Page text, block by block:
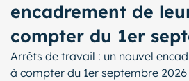
encadrement de
compter du 1er
Arrêts de travail : un nouvel
à compter du 1er septembre